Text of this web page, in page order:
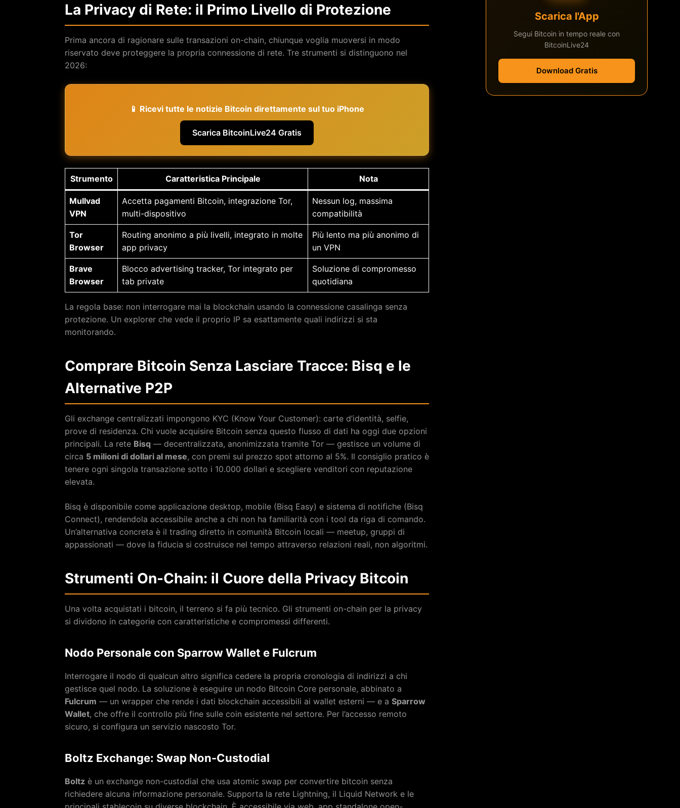
La Privacy di Rete: il Primo Livello di Protezione
Prima ancora di ragionare sulle transazioni on-chain, chiunque voglia muoversi in modo
riservato deve proteggere la propria connessione di rete. Tre strumenti si distinguono nel
2026:
📱 Ricevi tutte le notizie Bitcoin direttamente sul tuo iPhone
Scarica BitcoinLive24 Gratis
Strumento Caratteristica Principale Nota
Mullvad
VPN
Accetta pagamenti Bitcoin, integrazione Tor,
multi-dispositivo
Nessun log, massima
compatibilità
Tor
Browser
Routing anonimo a più livelli, integrato in molte
app privacy
Più lento ma più anonimo di
un VPN
Brave
Browser
Blocco advertising tracker, Tor integrato per
tab private
Soluzione di compromesso
quotidiana
La regola base: non interrogare mai la blockchain usando la connessione casalinga senza
protezione. Un explorer che vede il proprio IP sa esattamente quali indirizzi si sta
monitorando.
Comprare Bitcoin Senza Lasciare Tracce: Bisq e le
Alternative P2P
Gli exchange centralizzati impongono KYC (Know Your Customer): carte d’identità, selfie,
prove di residenza. Chi vuole acquisire Bitcoin senza questo flusso di dati ha oggi due opzioni
principali. La rete Bisq — decentralizzata, anonimizzata tramite Tor — gestisce un volume di
circa 5 milioni di dollari al mese, con premi sul prezzo spot attorno al 5%. Il consiglio pratico è
tenere ogni singola transazione sotto i 10.000 dollari e scegliere venditori con reputazione
elevata.
Bisq è disponibile come applicazione desktop, mobile (Bisq Easy) e sistema di notifiche (Bisq
Connect), rendendola accessibile anche a chi non ha familiarità con i tool da riga di comando.
Un’alternativa concreta è il trading diretto in comunità Bitcoin locali — meetup, gruppi di
appassionati — dove la fiducia si costruisce nel tempo attraverso relazioni reali, non algoritmi.
Strumenti On-Chain: il Cuore della Privacy Bitcoin
Una volta acquistati i bitcoin, il terreno si fa più tecnico. Gli strumenti on-chain per la privacy
si dividono in categorie con caratteristiche e compromessi differenti.
Nodo Personale con Sparrow Wallet e Fulcrum
Interrogare il nodo di qualcun altro significa cedere la propria cronologia di indirizzi a chi
gestisce quel nodo. La soluzione è eseguire un nodo Bitcoin Core personale, abbinato a
Fulcrum — un wrapper che rende i dati blockchain accessibili ai wallet esterni — e a Sparrow
Wallet, che offre il controllo più fine sulle coin esistente nel settore. Per l’accesso remoto
sicuro, si configura un servizio nascosto Tor.
Boltz Exchange: Swap Non-Custodial
Boltz è un exchange non-custodial che usa atomic swap per convertire bitcoin senza
richiedere alcuna informazione personale. Supporta la rete Lightning, il Liquid Network e le
Scarica l'App
Segui Bitcoin in tempo reale con
BitcoinLive24
Download Gratis